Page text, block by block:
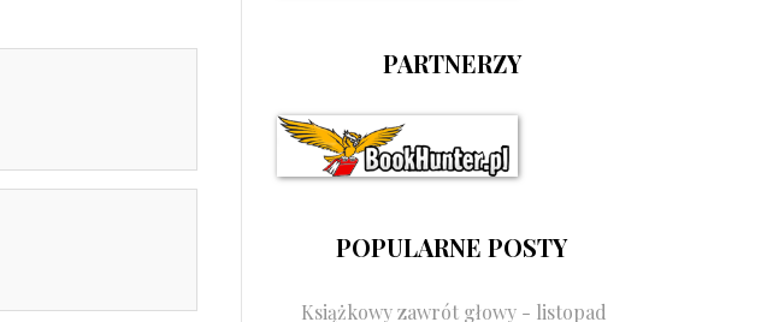
PARTNERZY
POPULARNE POSTY
Książkowy zawrót głowy - listopad